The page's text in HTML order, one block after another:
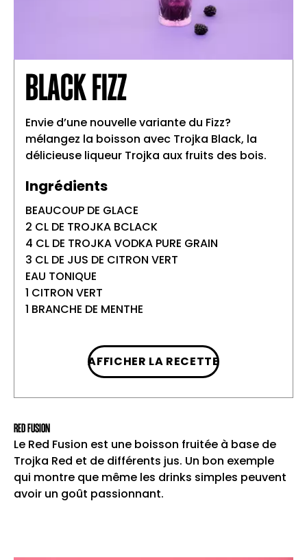
BLACK FIZZ
Envie d’une nouvelle variante du Fizz?
mélangez la boisson avec Trojka Black, la
délicieuse liqueur Trojka aux fruits des bois.
Ingrédients
BEAUCOUP DE GLACE
2 CL DE TROJKA BCLACK
4 CL DE TROJKA VODKA PURE GRAIN
3 CL DE JUS DE CITRON VERT
EAU TONIQUE
1 CITRON VERT
1 BRANCHE DE MENTHE
AFFICHER LA RECETTE
la Trojka Vodka Pure Grain et la Trojka
Black.
2
Ajouter le jus de citron vert frais et
compléter avec de l’eau tonique.
RED FUSION
Le Red Fusion est une boisson fruitée à base de
Trojka Red et de différents jus. Un bon exemple
qui montre que même les drinks simples peuvent
avoir un goût passionnant.